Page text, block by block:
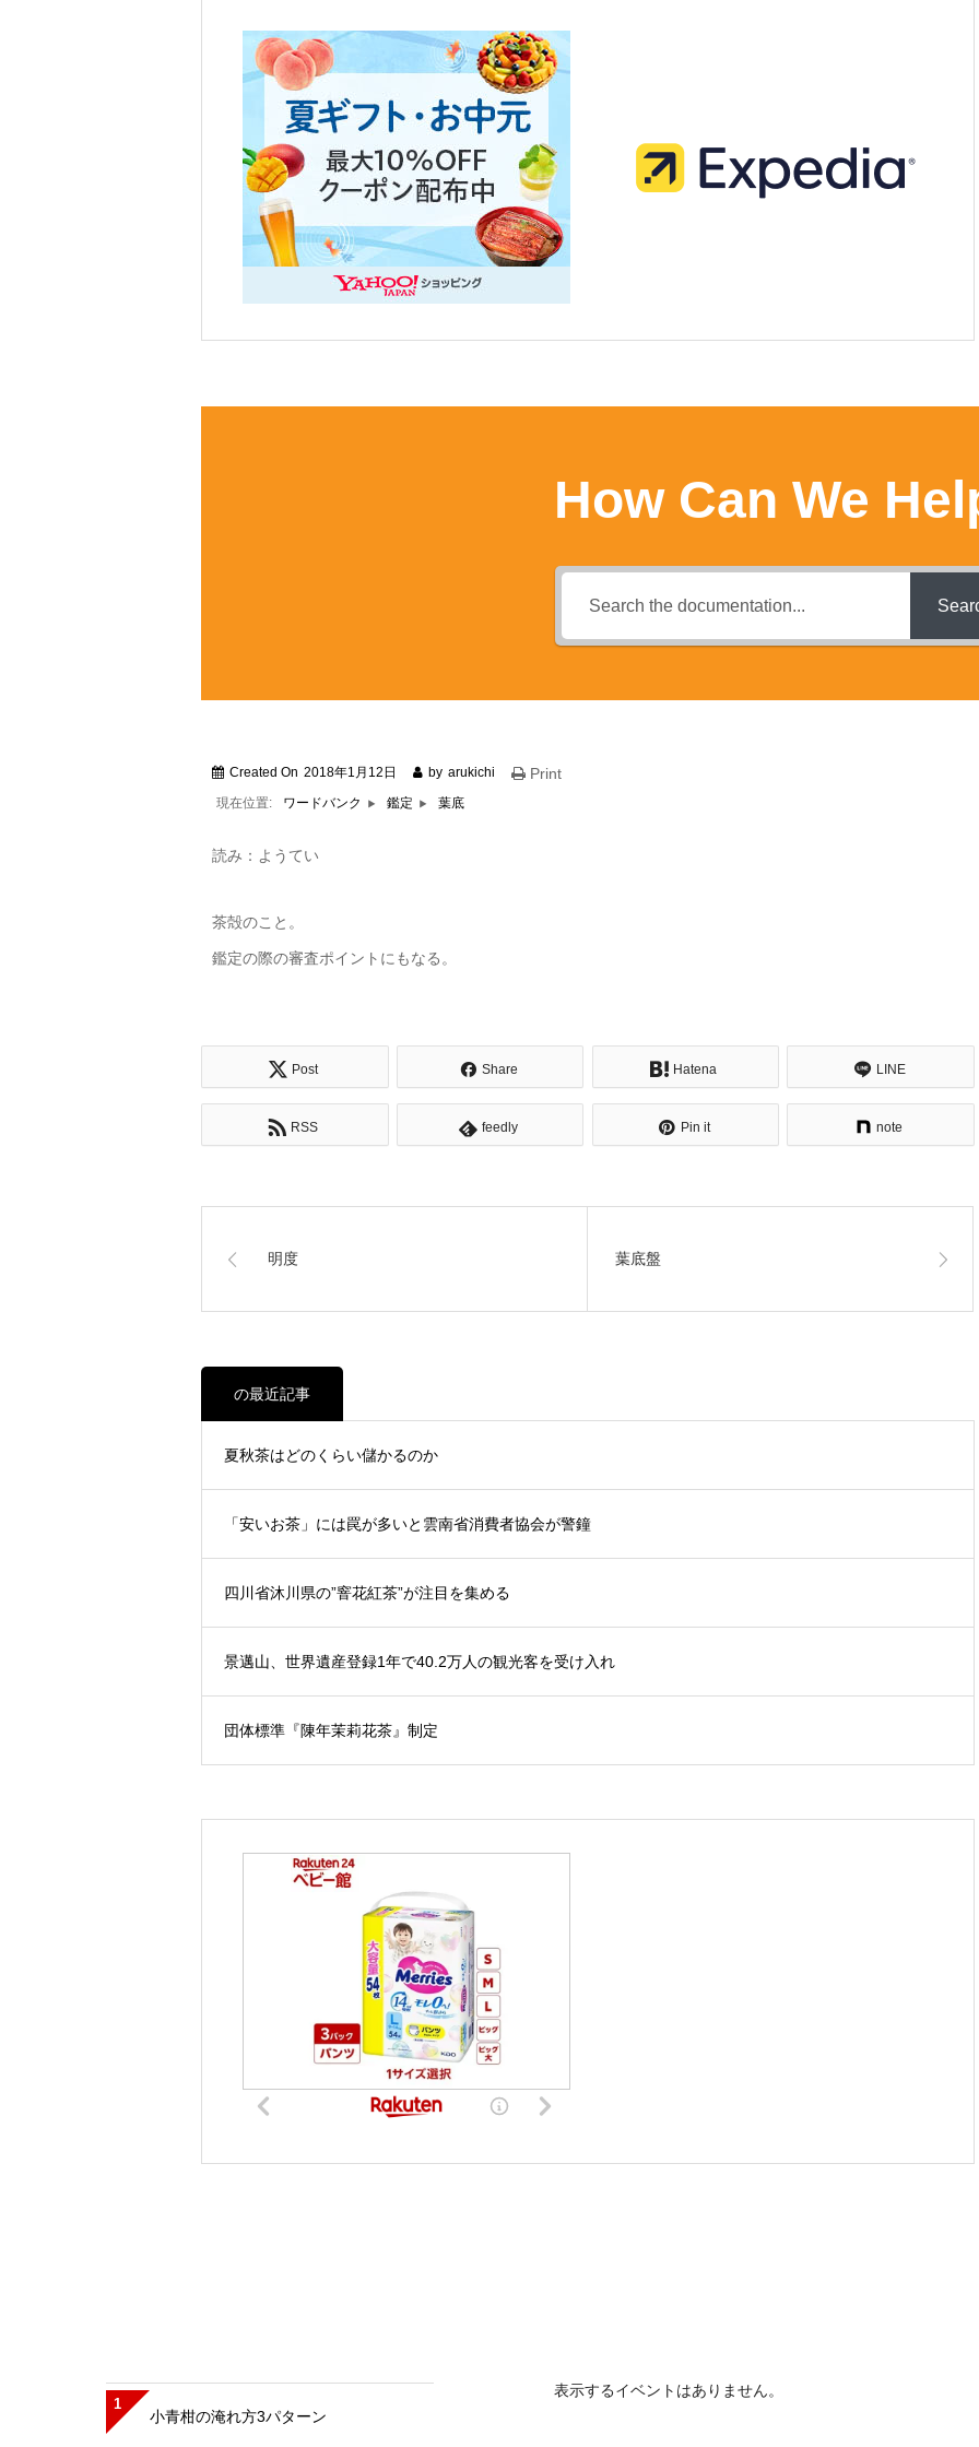
How Can We
Created On 2018年1月12日 by arukichi Print
現在位置: ワードバンク 鑑定 葉底
読み：ようてい
茶殻のこと。
鑑定の際の審査ポイントにもなる。
Post Share Hatena LINE
RSS feedly Pin it note
明度 葉底盤
の最近記事
夏秋茶はどのくらい儲かるのか
「安いお茶」には罠が多いと雲南省消費者協会が警鐘
四川省沐川県の”窨花紅茶”が注目を集める
景邁山、世界遺産登録1年で40.2万人の観光客を受け入れ
団体標準『陳年茉莉花茶』制定
1
小青柑の淹れ方3パターン
表示するイベントはありません。